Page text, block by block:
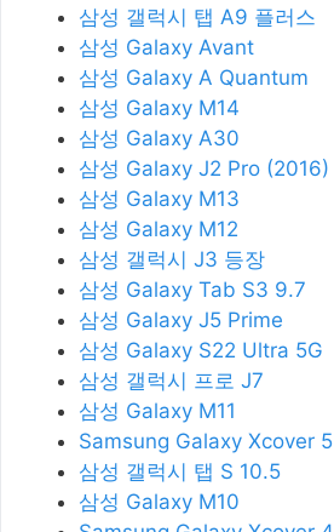
삼성 갤럭시 탭 A9 플러스
삼성 Galaxy Avant
삼성 Galaxy A Quantum
삼성 Galaxy M14
삼성 Galaxy A30
삼성 Galaxy J2 Pro (2016)
삼성 Galaxy M13
삼성 Galaxy M12
삼성 갤럭시 J3 등장
삼성 Galaxy Tab S3 9.7
삼성 Galaxy J5 Prime
삼성 Galaxy S22 Ultra 5G
삼성 갤럭시 프로 J7
삼성 Galaxy M11
Samsung Galaxy Xcover 5
삼성 갤럭시 탭 S 10.5
삼성 Galaxy M10